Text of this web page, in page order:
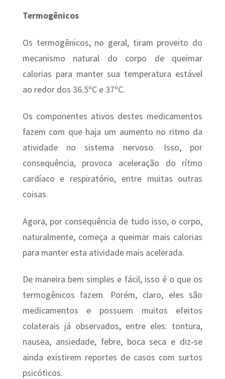
Termogênicos
Os termogênicos, no geral, tiram proveito do
mecanismo natural do corpo de queimar
calorias para manter sua temperatura estável
ao redor dos 36.5ºC e 37ºC.
Os componentes ativos destes medicamentos
fazem com que haja um aumento no ritmo da
atividade no sistema nervoso. Isso, por
consequência, provoca aceleração do rítmo
cardíaco e respiratório, entre muitas outras
coisas.
Agora, por consequência de tudo isso, o corpo,
naturalmente, começa a queimar mais calorias
para manter esta atividade mais acelerada.
De maneira bem simples e fácil, isso é o que os
termogênicos fazem. Porém, claro, eles são
medicamentos e possuem muitos efeitos
colaterais já observados, entre eles: tontura,
nausea, ansiedade, febre, boca seca e diz-se
ainda existirem reportes de casos com surtos
psicóticos.